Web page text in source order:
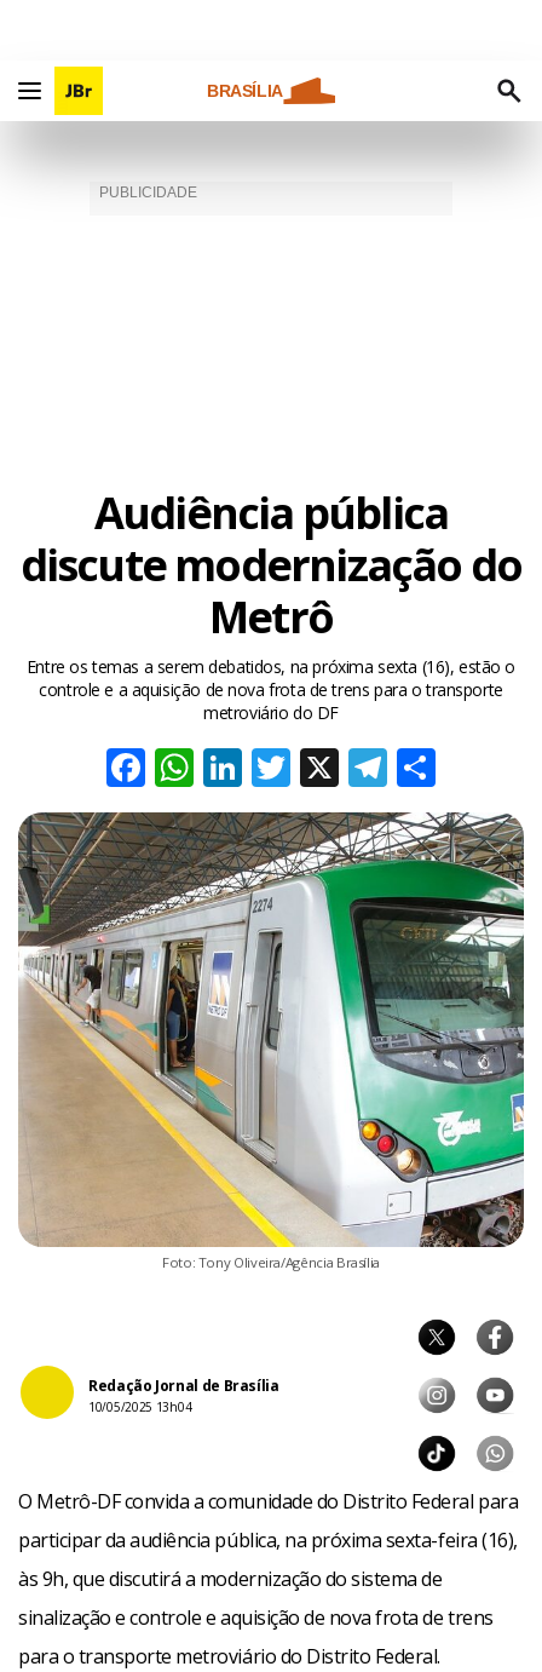
BRASÍLIA
Audiência pública
discute modernização do
Metrô
Entre os temas a serem debatidos, na próxima sexta (16), estão o
controle e a aquisição de nova frota de trens para o transporte
metroviário do DF
Facebook
WhatsApp
LinkedIn
Twitter
X
Foto: Tony Oliveira/Agência Brasília
Redação Jornal de Brasília
10/05/2025 13h04
O Metrô-DF convida a comunidade do Distrito Federal para
participar da audiência pública, na próxima sexta-feira (16),
às 9h, que discutirá a modernização do sistema de
sinalização e controle e aquisição de nova frota de trens
para o transporte metroviário do Distrito Federal.